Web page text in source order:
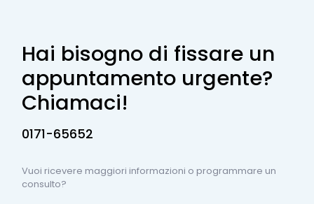
Hai bisogno di fissare un
appuntamento urgente?
Chiamaci!
0171-65652
Vuoi ricevere maggiori informazioni o programmare un
consulto?